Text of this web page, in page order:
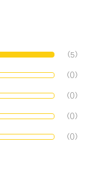
(5)
(0)
(0)
(0)
(0)